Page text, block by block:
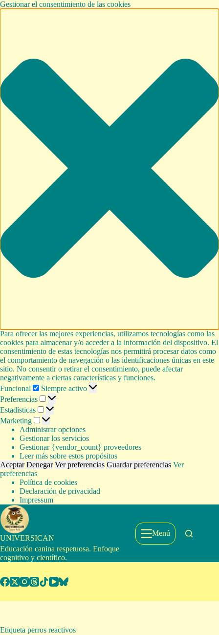
Gestionar el consentimiento de las cookies
Para ofrecer las mejores experiencias, utilizamos tecnologías como las
cookies para almacenar y/o acceder a la información del dispositivo. El
consentimiento de estas tecnologías nos permitirá procesar datos como
el comportamiento de navegación o las identificaciones únicas en este
sitio. No consentir o retirar el consentimiento, puede afectar
negativamente a ciertas características y funciones.
Funcional
Funcional
Siempre activo
Preferencias
Preferencias
Estadísticas Estadísticas
Marketing Marketing
Administrar opciones
Gestionar los servicios
Gestionar {vendor_count} proveedores
Leer más sobre estos propósitos
Aceptar Denegar Ver preferencias Guardar preferencias Ver
preferencias
Política de cookies
Declaración de privacidad
Impressum
Saltar
al
contenido
UNIVERSICAN
Educación canina respetuosa. Enfoque
cognitivo y científico.
Menú
Etiqueta perros reactivos